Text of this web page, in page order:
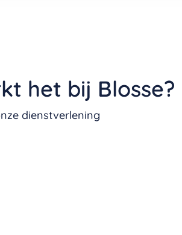
het bij Blosse?
dienstverlening